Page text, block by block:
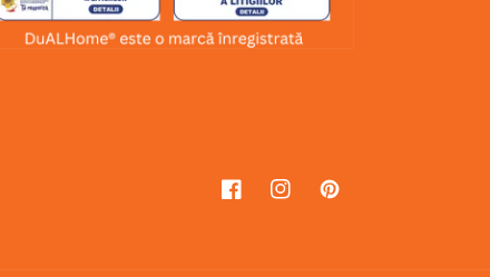
FacebookInstagramPinterest